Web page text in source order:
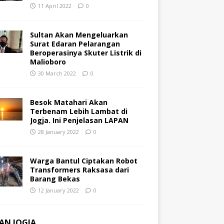
11 April 2022 0
Sultan Akan Mengeluarkan
Surat Edaran Pelarangan
Beroperasinya Skuter Listrik di
Malioboro
30 March 2022 0
Besok Matahari Akan
Terbenam Lebih Lambat di
Jogja. Ini Penjelasan LAPAN
28 January 2022 0
Warga Bantul Ciptakan Robot
Transformers Raksasa dari
Barang Bekas
12 January 2022 0